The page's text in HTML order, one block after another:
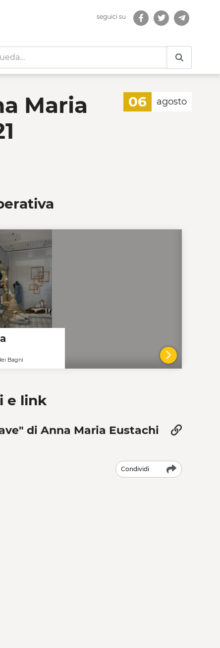
seguici su
Maria
06 agosto
Bagni VAI AL
e link
di Anna Maria Eustachi
Condividi